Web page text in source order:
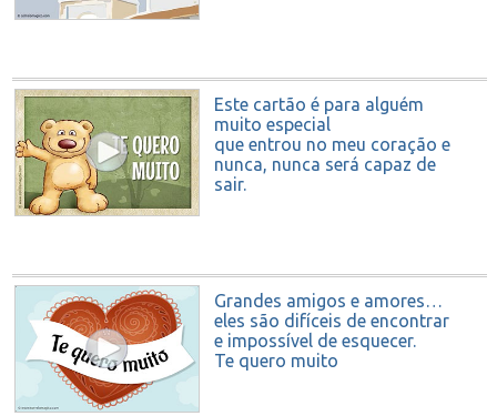
Este cartão é para alguém
muito especial
que entrou no meu coração e
nunca, nunca será capaz de
sair.
Grandes amigos e amores…
eles são difíceis de encontrar
e impossível de esquecer.
Te quero muito